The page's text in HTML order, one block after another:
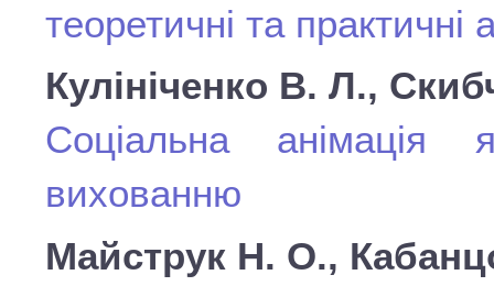
теоретичні та практичні
Кулініченко В. Л.,
Соціальна анімація
вихованню
Майструк Н. О.,